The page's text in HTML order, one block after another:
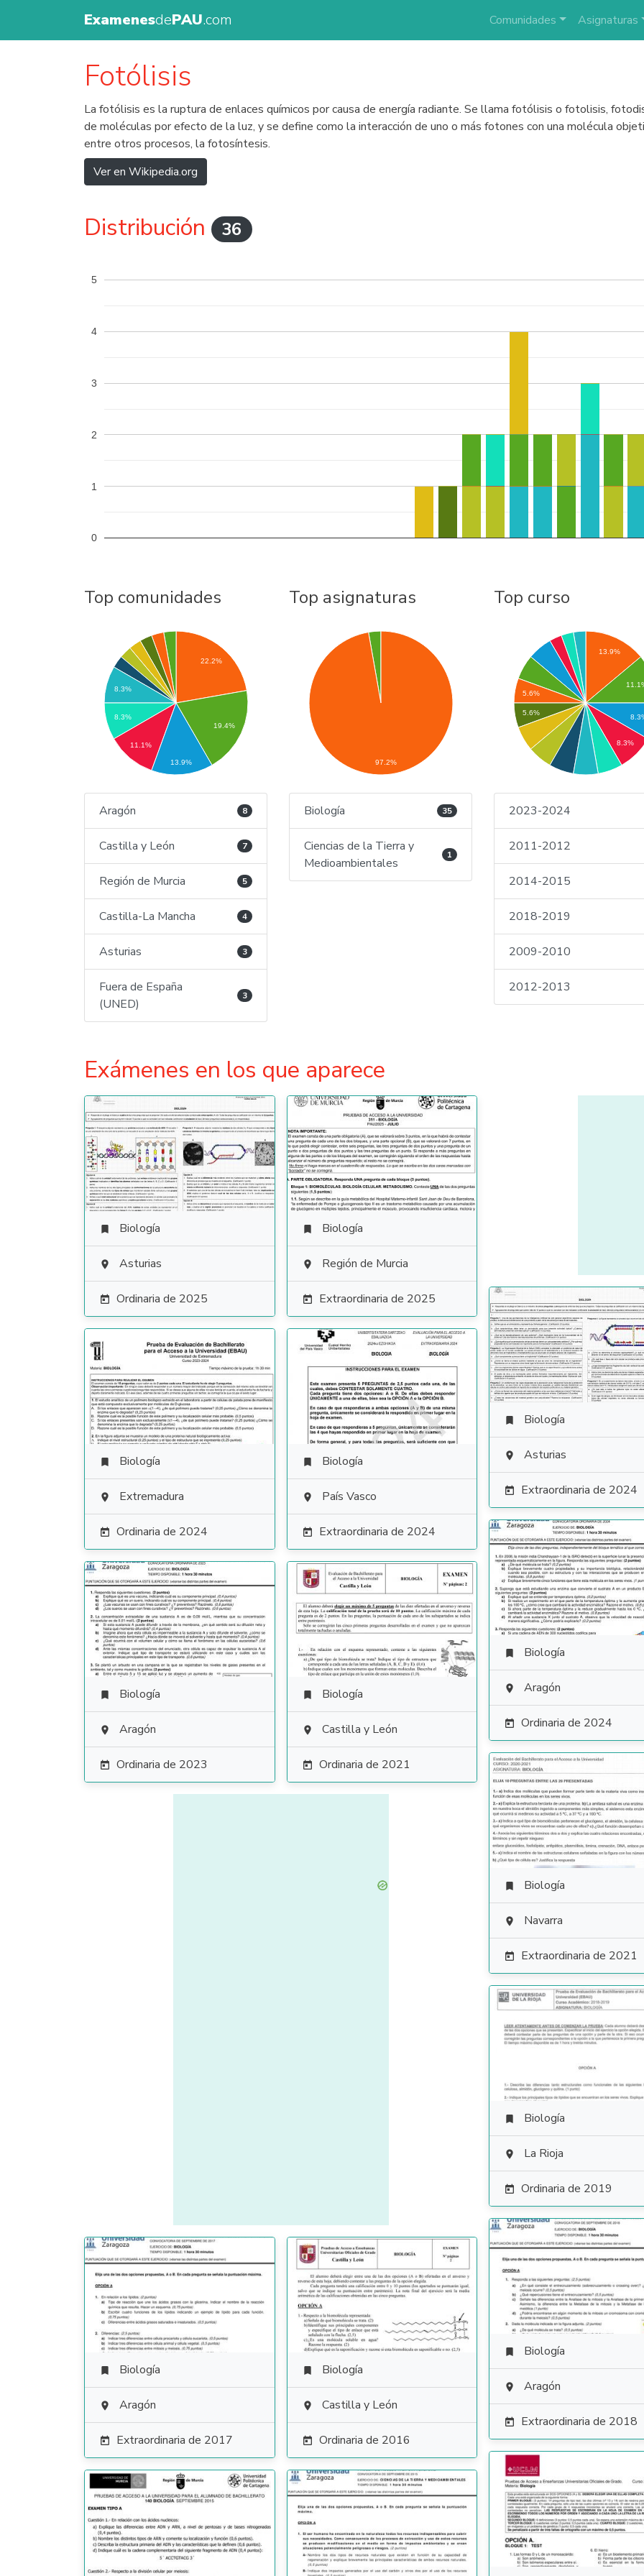
ExamenesdePAU.com Comunidades Asignaturas
Fotólisis
La fotólisis es la ruptura de enlaces químicos por causa de energía radiante. Se llama fotólisis o fotolisis,
de moléculas por efecto de la luz, y se define como la interacción de uno o más fotones con una molécula
entre otros procesos, la fotosíntesis.
Ver en Wikipedia.org
Distribución 36
0
1
2
3
4
5
Top comunidades
22.2%
19.4%
8.3%
8.3%
11.1%
13.9%
Aragón 8
Castilla y León 7
Región de Murcia 5
Castilla-La Mancha 4
Asturias 3
Fuera de España
(UNED)
3
Top asignaturas
97.2%
Biología 35
Ciencias de la Tierra y
Medioambientales
1
Top curso
13.9%
8.3%
5.6%
5.6%
2023-2024
2011-2012
2014-2015
2018-2019
2009-2010
2012-2013
Exámenes en los que aparece
 Biología
 Asturias
 Ordinaria de 2025
 Biología
 Región de Murcia
 Extraordinaria de 2025
 Biología
 Asturias
 Extraordinaria de 2024
 Biología
 Extremadura
 Ordinaria de 2024
 Biología
 País Vasco
 Extraordinaria de 2024
 Biología
 Aragón
 Ordinaria de 2024
 Biología
 Aragón
 Ordinaria de 2023
 Biología
 Castilla y León
 Ordinaria de 2021
 Biología
 Navarra
 Extraordinaria de 2021
 Biología
 La Rioja
 Ordinaria de 2019
 Biología
 Aragón
 Extraordinaria de 2018
 Biología
 Aragón
 Extraordinaria de 2017
 Biología
 Castilla y León
 Ordinaria de 2016